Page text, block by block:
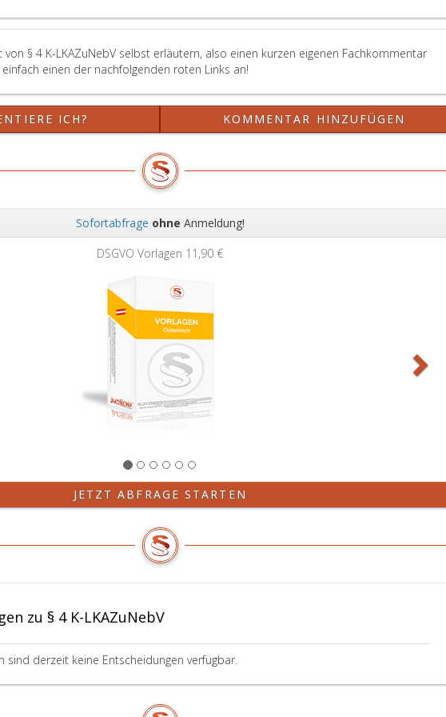
von § 4 K-LKAZuNebV selbst erläutern, also einen kurzen eigenen Fachkommentar
einfach einen der nachfolgenden roten Links an!
ICH? KOMMENTAR HINZUFÜGEN
Sofortabfrage ohne Anmeldung!
Grundbuchauszug 11,90 €
JETZT ABFRAGE STARTEN
zu § 4 K-LKAZuNebV
sind derzeit keine Entscheidungen verfügbar.